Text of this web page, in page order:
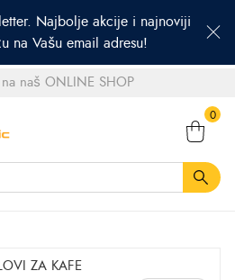
Najbolje akcije i najnoviji
na Vašu email adresu!
naš ONLINE SHOP
0
ZA KAFE